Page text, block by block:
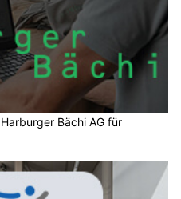
Bächi AG für